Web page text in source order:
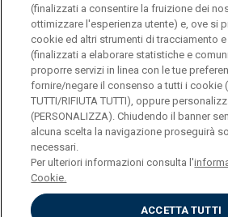
Università Cattolica del Sacro Cuore
Largo A. Gemelli, 1 - 20123 Milano
(finalizzati a consentire la fruizione dei
ottimizzare l'esperienza utente) e, ove si
cookie ed altri strumenti di tracciamento
(finalizzati a elaborare statistiche e
proporre servizi in linea con le tue
fornire/negare il consenso a tutti i cookie
TUTTI/RIFIUTA TUTTI), oppure
(PERSONALIZZA). Chiudendo il banner
alcuna scelta la navigazione proseguirà
necessari.
Per ulteriori informazioni consulta l'
Cookie.
ACCETTA TUTTI